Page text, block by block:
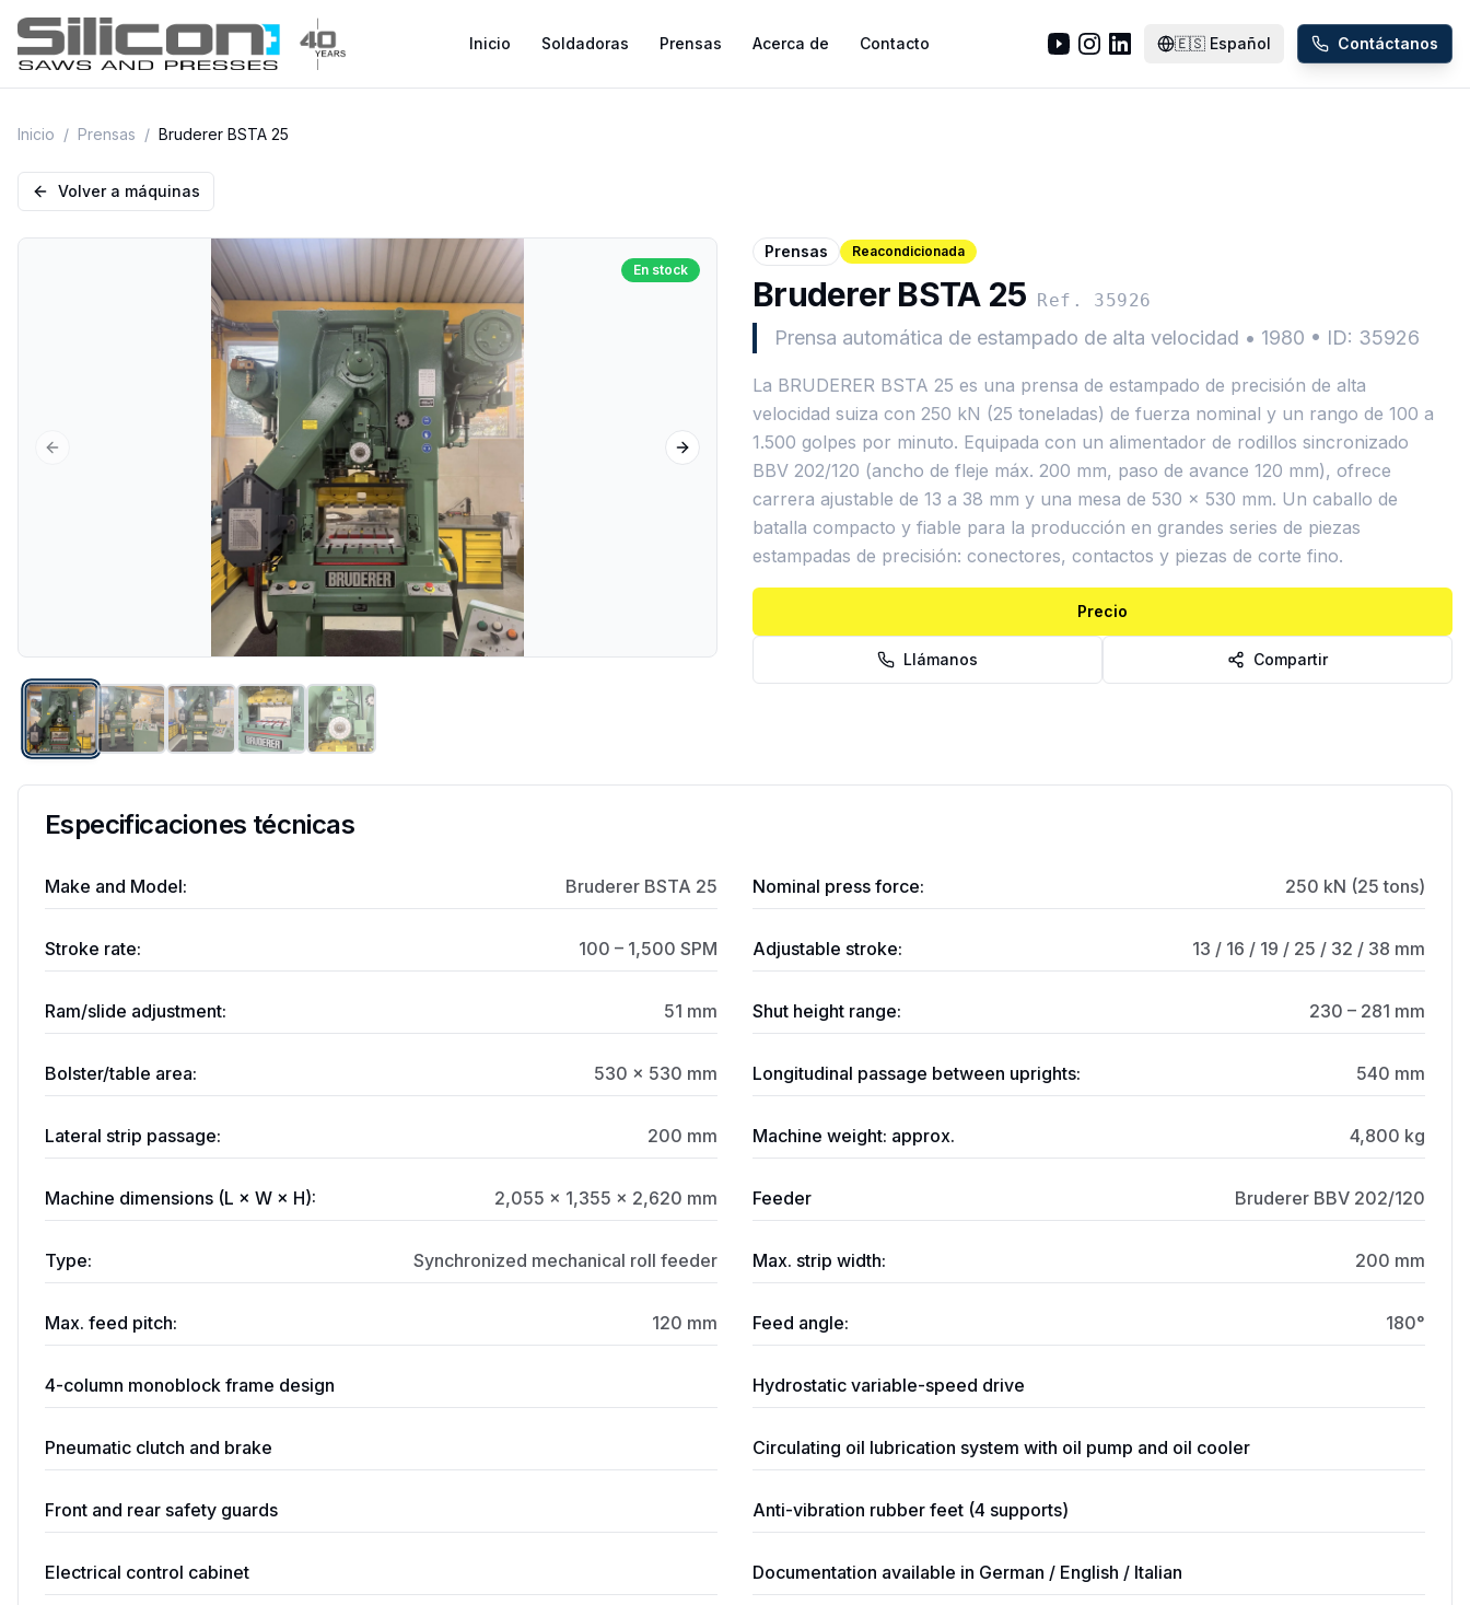
Inicio Soldadoras Prensas Acerca de Contacto 🇪🇸 Español Contáctanos
Inicio / Prensas / Bruderer BSTA 25
Volver a máquinas
Previous slide Next slide
En stock
Prensas Reacondicionada
Bruderer BSTA 25 Ref. 35926
Prensa automática de estampado de alta velocidad • 1980 • ID: 35926
La BRUDERER BSTA 25 es una prensa de estampado de precisión de alta
velocidad suiza con 250 kN (25 toneladas) de fuerza nominal y un rango de 100 a
1.500 golpes por minuto. Equipada con un alimentador de rodillos sincronizado
BBV 202/120 (ancho de fleje máx. 200 mm, paso de avance 120 mm), ofrece
carrera ajustable de 13 a 38 mm y una mesa de 530 × 530 mm. Un caballo de
batalla compacto y fiable para la producción en grandes series de piezas
estampadas de precisión: conectores, contactos y piezas de corte fino.
Precio
Llámanos Compartir
Especificaciones técnicas
Make and Model: Bruderer BSTA 25 Nominal press force: 250 kN (25 tons)
Stroke rate: 100 – 1,500 SPM Adjustable stroke: 13 / 16 / 19 / 25 / 32 / 38 mm
Ram/slide adjustment: 51 mm Shut height range: 230 – 281 mm
Bolster/table area: 530 × 530 mm Longitudinal passage between uprights: 540 mm
Lateral strip passage: 200 mm Machine weight: approx. 4,800 kg
Machine dimensions (L × W × H): 2,055 × 1,355 × 2,620 mm Feeder Bruderer BBV 202/120
Type: Synchronized mechanical roll feeder Max. strip width: 200 mm
Max. feed pitch: 120 mm Feed angle: 180°
4-column monoblock frame design Hydrostatic variable-speed drive
Pneumatic clutch and brake Circulating oil lubrication system with oil pump and oil cooler
Front and rear safety guards Anti-vibration rubber feet (4 supports)
Electrical control cabinet Documentation available in German / English / Italian